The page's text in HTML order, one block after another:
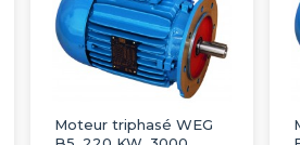
Moteur triphasé WEG